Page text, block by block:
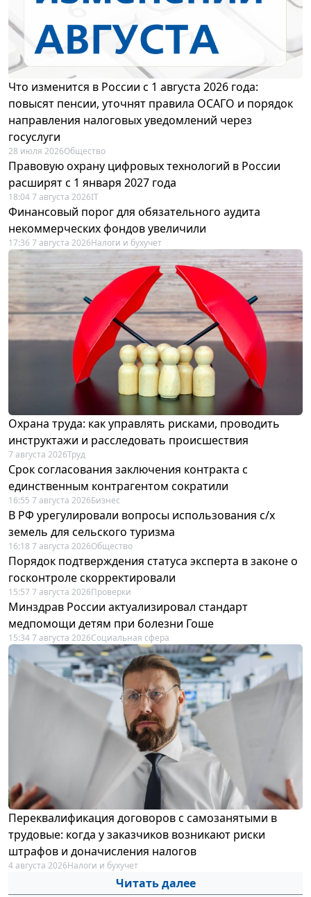
Что изменится в России с 1 августа 2026 года:
повысят пенсии, уточнят правила ОСАГО и порядок
направления налоговых уведомлений через
госуслуги
28 июля 2026Общество
Правовую охрану цифровых технологий в России
расширят с 1 января 2027 года
18:04 7 августа 2026IT
Финансовый порог для обязательного аудита
некоммерческих фондов увеличили
17:36 7 августа 2026Налоги и бухучет
Охрана труда: как управлять рисками, проводить
инструктажи и расследовать происшествия
7 августа 2026Труд
Срок согласования заключения контракта с
единственным контрагентом сократили
16:55 7 августа 2026Бизнес
В РФ урегулировали вопросы использования с/х
земель для сельского туризма
16:18 7 августа 2026Общество
Порядок подтверждения статуса эксперта в законе о
госконтроле скорректировали
15:57 7 августа 2026Проверки
Минздрав России актуализировал стандарт
медпомощи детям при болезни Гоше
15:34 7 августа 2026Социальная сфера
Переквалификация договоров с самозанятыми в
трудовые: когда у заказчиков возникают риски
штрафов и доначисления налогов
4 августа 2026Налоги и бухучет
Читать далее